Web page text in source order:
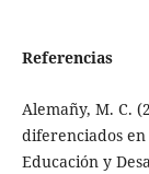
Referencias
Alemañy, M. C.
diferenciados
Educación y